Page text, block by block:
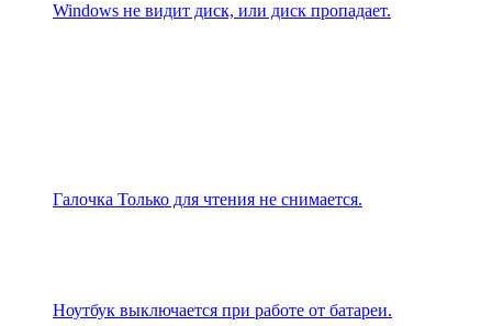
Windows не видит диск, или диск пропадает.
Галочка Только для чтения не снимается.
Ноутбук выключается при работе от батареи.